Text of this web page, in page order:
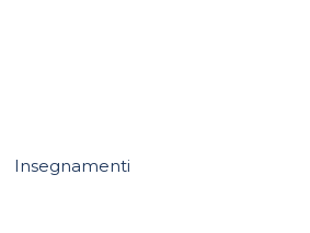
Insegnamenti